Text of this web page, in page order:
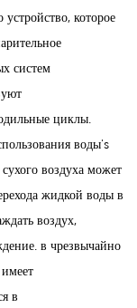
устройство, которое
систем
циклы.
воды's
воздуха может
жидкой воды в
воздух,
в чрезвычайно
в